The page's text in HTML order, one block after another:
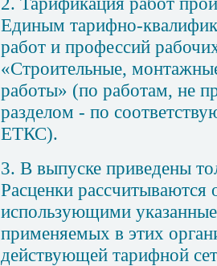
Единым тарифно-
работ и профессий
«Строительные,
работы» (по работам, не
разделом - по
ЕТКС).
3. В выпуске приведены
Расценки рассчитываются
использующими
применяемых в этих
действующей тарифной